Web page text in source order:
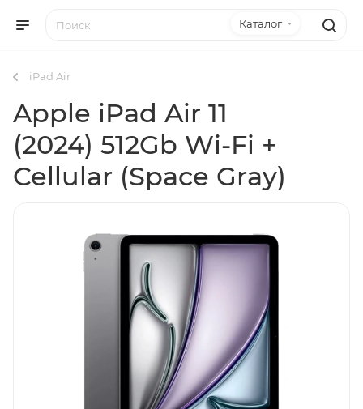
Каталог
iPad Air
Apple iPad Air 11
(2024) 512Gb Wi-Fi +
Cellular (Space Gray)